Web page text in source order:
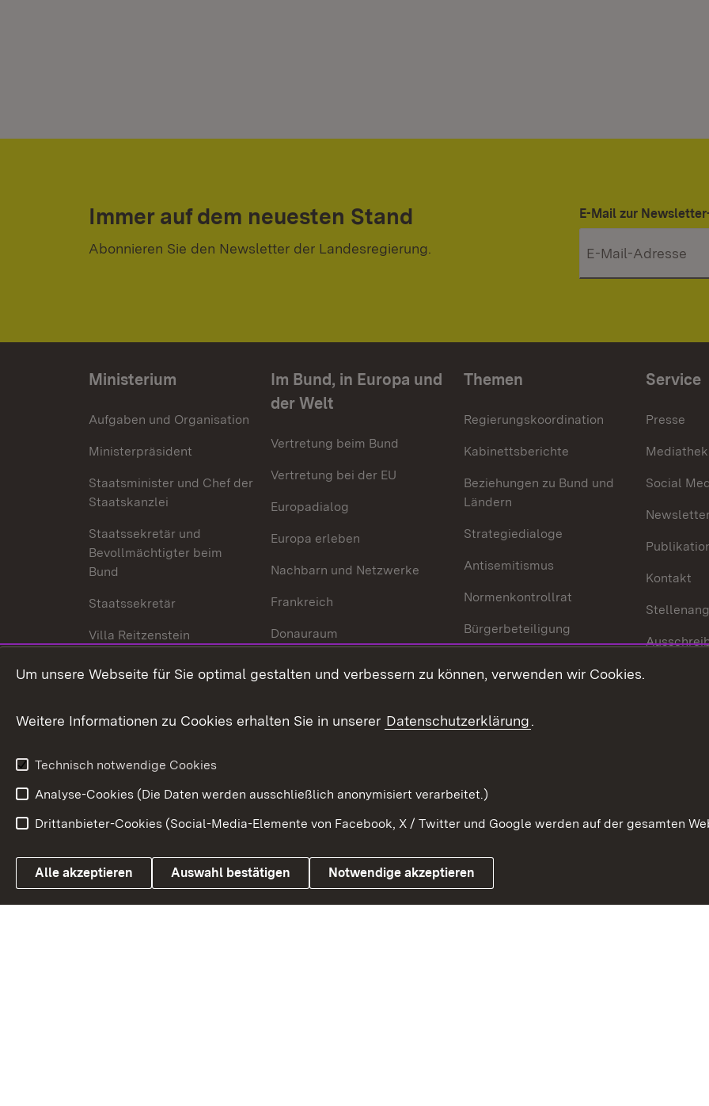
Immer auf dem neuesten Stand
Abonnieren Sie den Newsletter der Landesregierung.
E-Mail zur
Ministerium
Aufgaben und Organisation
Ministerpräsident
Staatsminister und Chef der
Staatskanzlei
Staatssekretär und
Bevollmächtigter beim
Bund
Staatssekretär
Villa Reitzenstein
Kontakt und Anfahrt
Im Bund, in Europa und
der Welt
Vertretung beim Bund
Vertretung bei der EU
Europadialog
Europa erleben
Nachbarn und Netzwerke
Frankreich
Donauraum
Dynamischer Europapool
Welt
Themen
Regierungskoordination
Kabinettsberichte
Beziehungen zu Bund und
Ländern
Strategiedialoge
Antisemitismus
Normenkontrollrat
Bürgerbeteiligung
Protokoll und
Service
Presse
Mediathek
Social
Kontakt
Link zum Landesportal
Impressum
Um unsere Webseite für Sie optimal gestalten und verbessern zu können, verwenden wir Cookies.
Weitere Informationen zu Cookies erhalten Sie in unserer Datenschutzerklärung.
Technisch notwendige Cookies
Analyse-Cookies (Die Daten werden ausschließlich anonymisiert verarbeitet.)
Drittanbieter-Cookies (Social-Media-Elemente von Facebook, X / Twitter und Google werden auf der gesamten
Alle akzeptieren Auswahl bestätigen Notwendige akzeptieren